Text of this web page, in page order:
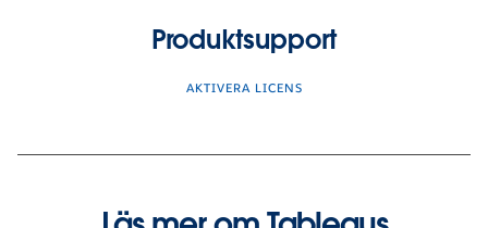
Produktsupport
AKTIVERA LICENS